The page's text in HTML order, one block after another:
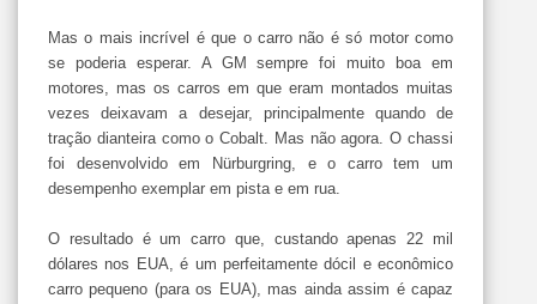
Mas o mais incrível é que o carro não é só motor como
se poderia esperar. A GM sempre foi muito boa em
motores, mas os carros em que eram montados muitas
vezes deixavam a desejar, principalmente quando de
tração dianteira como o Cobalt. Mas não agora. O chassi
foi desenvolvido em Nürburgring, e o carro tem um
desempenho exemplar em pista e em rua.
O resultado é um carro que, custando apenas 22 mil
dólares nos EUA, é um perfeitamente dócil e econômico
carro pequeno (para os EUA), mas ainda assim é capaz